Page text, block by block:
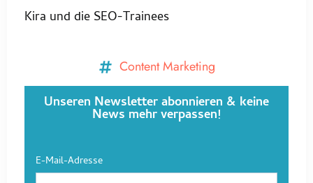
Kira und die SEO-Trainees
Content Marketing
Unseren Newsletter abonnieren & keine
News mehr verpassen!
E-Mail-Adresse